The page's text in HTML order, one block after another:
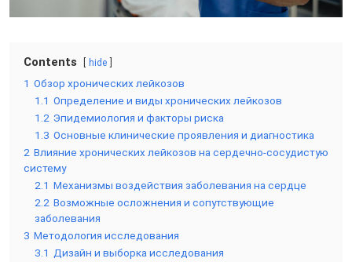
Contents hide
1 Обзор хронических лейкозов
1.1 Определение и виды хронических лейкозов
1.2 Эпидемиология и факторы риска
1.3 Основные клинические проявления и диагностика
2 Влияние хронических лейкозов на сердечно-сосудистую
систему
2.1 Механизмы воздействия заболевания на сердце
2.2 Возможные осложнения и сопутствующие
заболевания
3 Методология исследования
3.1 Дизайн и выборка исследования